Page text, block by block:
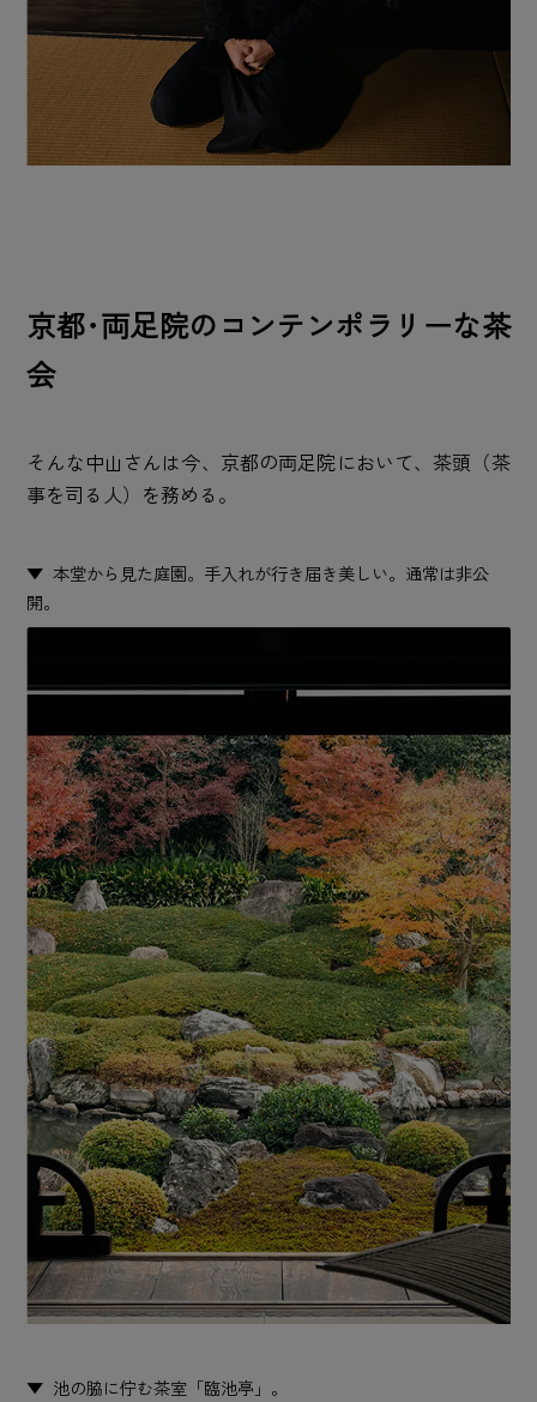
京都･両足院のコンテンポラリーな茶
会
そんな中山さんは今、京都の両足院において、茶頭（茶
事を司る人）を務める。
本堂から見た庭園。手入れが行き届き美しい。通常は非公
開。
池の脇に佇む茶室「臨池亭」。